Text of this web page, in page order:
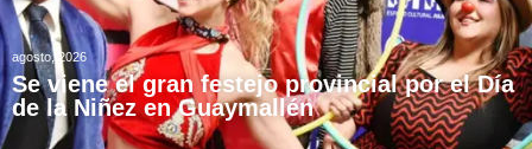
agosto, 2026
Se viene el gran festejo provincial por el Día
de la Niñez en Guaymallén